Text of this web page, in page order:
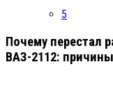
5
Почему перестал
ВАЗ-2112: